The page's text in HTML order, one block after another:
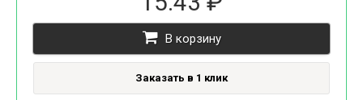
В корзину
Заказать в 1 клик